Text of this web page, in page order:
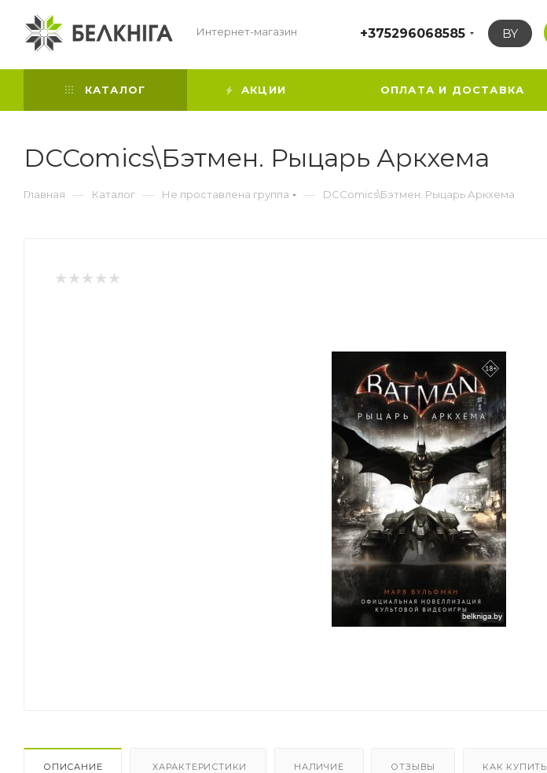
Интернет-магазин +375296068585 BY
КАТАЛОГ АКЦИИ ОПЛАТА И ДОСТАВКА
DCComics\Бэтмен. Рыцарь Аркхема
Главная — Каталог — Не проставлена группа — DCComics\Бэтмен. Рыцарь Аркхема
ОПИСАНИЕ ХАРАКТЕРИСТИКИ НАЛИЧИЕ ОТЗЫВЫ КАК КУПИТЬ